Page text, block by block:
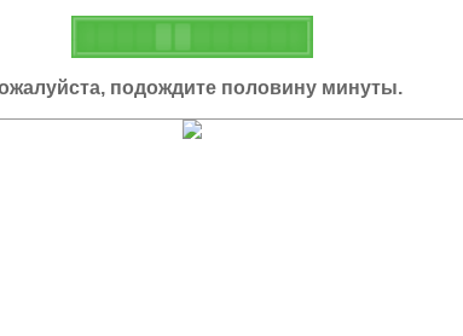
подождите половину минуты.